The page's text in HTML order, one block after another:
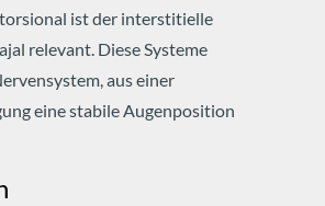
ist der interstitielle
relevant. Diese Systeme
aus einer
eine stabile Augenposition